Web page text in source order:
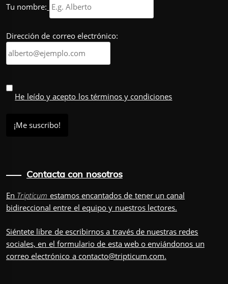
Tu nombre:
Dirección de correo electrónico:
He leído y acepto los términos y condiciones
Contacta con nosotros
En Tripticum estamos encantados de tener un canal
bidireccional entre el equipo y nuestros lectores.
Siéntete libre de escribirnos a través de nuestras redes
sociales, en el formulariode esta web o enviándonos un
correo electrónico a contacto@tripticum.com.